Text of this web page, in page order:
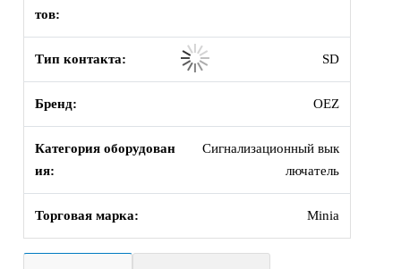
тов:
Тип контакта: SD
Бренд: OEZ
Категория оборудован
ия:
Сигнализационный вык
лючатель
Торговая марка: Minia